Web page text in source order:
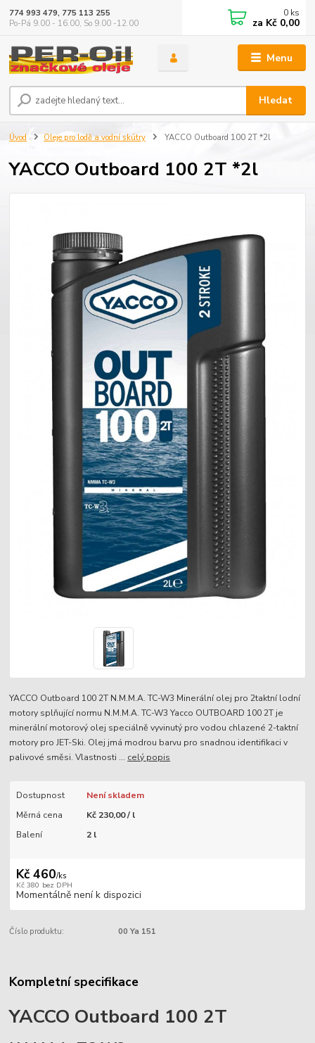
Menu
Hledat
774 993 479, 775 113 255
Po-Pá 9.00 - 16.00, So 9.00 -12.00
0 ks
za Kč 0,00
Úvod Oleje pro lodě a vodní skútry YACCO Outboard 100 2T *2l
YACCO Outboard 100 2T *2l
YACCO Outboard 100 2T N.M.M.A. TC-W3 Minerální olej pro 2taktní lodní
motory splňující normu N.M.M.A. TC-W3 Yacco OUTBOARD 100 2T je
minerální motorový olej speciálně vyvinutý pro vodou chlazené 2-taktní
motory pro JET-Ski. Olej jmá modrou barvu pro snadnou identifikaci v
palivové směsi. Vlastnosti ... celý popis
Dostupnost
Není skladem
Měrná cena
Kč 230,00 / l
Balení
2 l
Kč 460/ks
Kč 380 bez DPH
Momentálně není k dispozici
Číslo produktu: 00 Ya 151
Kompletní specifikace
YACCO Outboard 100 2T